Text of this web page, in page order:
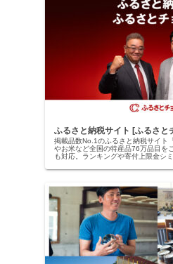
ふるさと納税サイト [ふるさと
掲載品数No.1のふるさと納税サイト
やお米など全国の特産品76万品目を
も対応。ランキングや寄付上限金シ